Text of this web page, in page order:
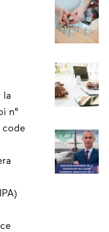
la
n°
code